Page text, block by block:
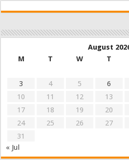
August
M
T W T
3
4 5 6
10
11 12 13
17
18 19 20
24
25 26 27
31
« Jul